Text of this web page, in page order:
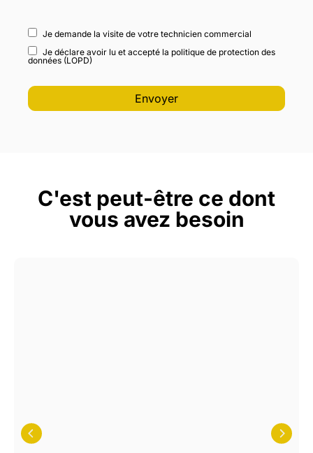
Je demande la visite de votre technicien commercial
Je déclare avoir lu et accepté la politique de protection des
données (LOPD)
C'est peut-être ce dont
vous avez besoin